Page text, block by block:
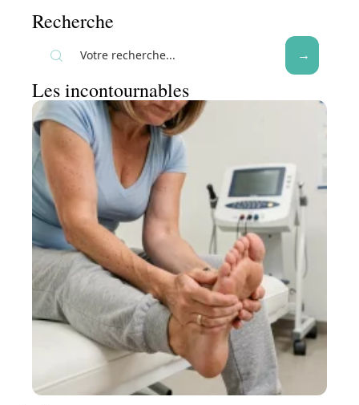
Recherche
Les incontournables